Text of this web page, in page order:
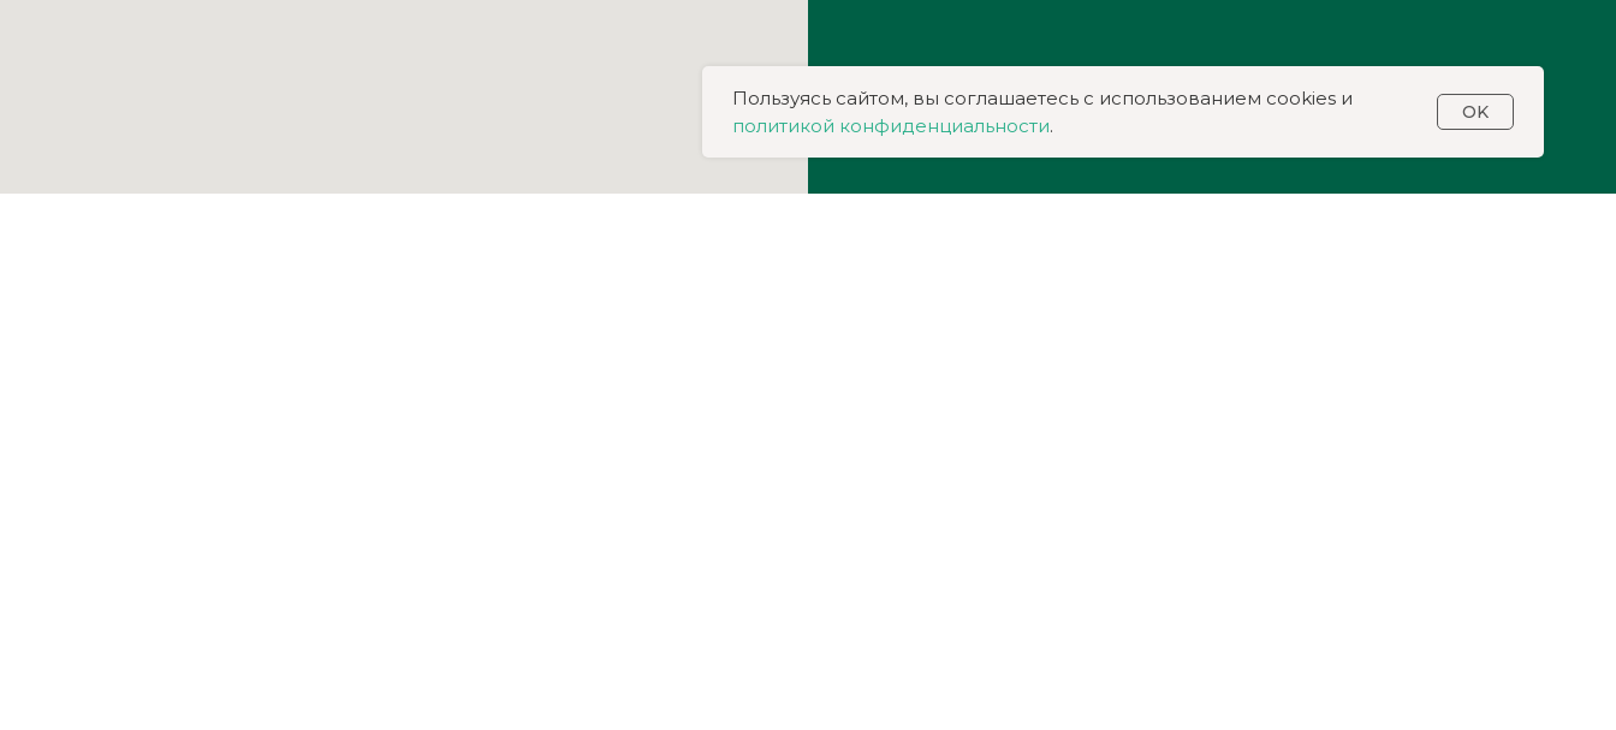
Пользуясь сайтом, вы соглашаетесь с использованием cookies и
политикой конфиденциальности.
OK